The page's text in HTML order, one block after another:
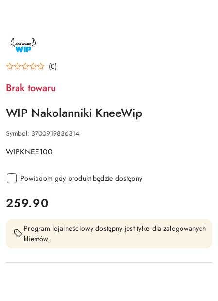
NAZWA
PRODUCENTA:
FORWARD
(0)
Brak towaru
WIP Nakolanniki KneeWip
Symbol: 3700919836314
WIPKNEE100
Powiadom gdy produkt będzie dostępny
cena:
259.90
Program lojalnościowy dostępny jest tylko dla zalogowanych
klientów.